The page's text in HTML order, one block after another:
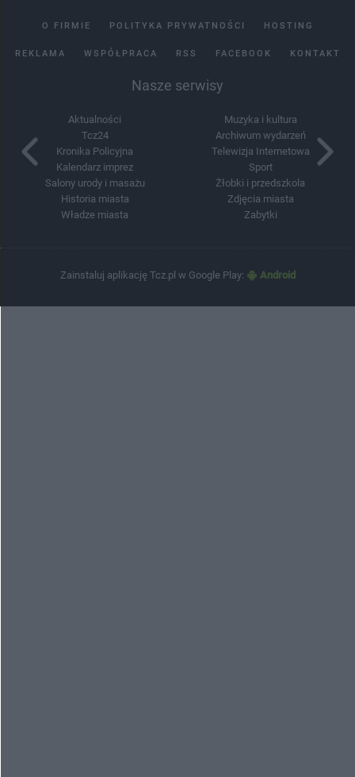
O FIRMIE POLITYKA PRYWATNOŚCI HOSTING
REKLAMA WSPÓŁPRACA RSS FACEBOOK KONTAKT
Nasze serwisy
Aktualności
Tcz24
Kronika Policyjna
Kalendarz imprez
Salony urody i masażu
Historia miasta
Władze miasta
Muzyka i kultura
Archiwum wydarzeń
Telewizja Internetowa
Sport
Żłobki i przedszkola
Zdjęcia miasta
Zabytki
Zainstaluj aplikację Tcz.pl w Google Play: Android